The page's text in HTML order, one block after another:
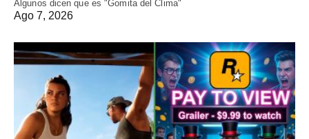
Algunos dicen que es "Gomita del Clima"
Ago 7, 2026